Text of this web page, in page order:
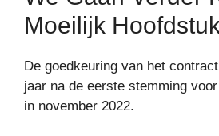
Moeilijk
De goedkeuring van het
jaar na de eerste stemming
in november 2022.